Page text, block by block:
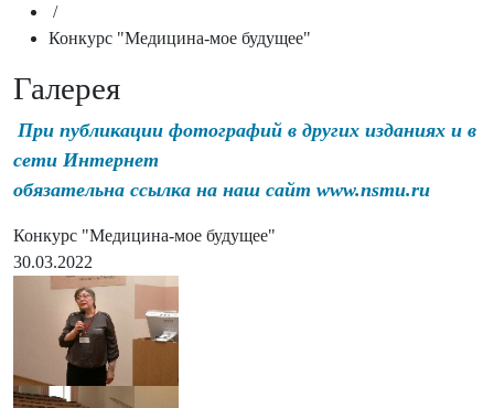
/
Конкурс "Медицина-мое будущее"
Галерея
При публикации фотографий в других изданиях и в
сети Интернет
обязательна ссылка на наш сайт www.nsmu.ru
Конкурс "Медицина-мое будущее"
30.03.2022